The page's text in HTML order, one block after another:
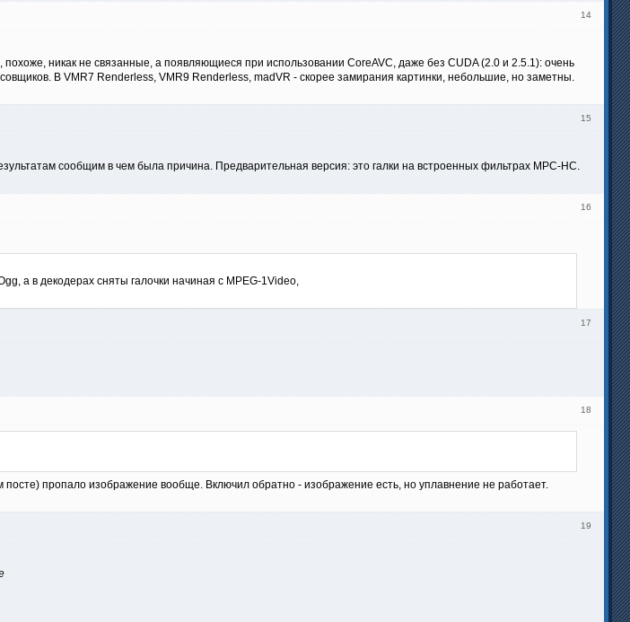
14
никак не связанные, а появляющиеся при использовании CoreAVC, даже без CUDA (2.0 и 2.5.1): очень
В VMR7 Renderless, VMR9 Renderless, madVR - скорее замирания картинки, небольшие, но заметны.
15
сообщим в чем была причина. Предварительная версия: это галки на встроенных фильтрах MPC-HC.
16
а в декодерах сняты галочки начиная с MPEG-1Video,
17
18
пропало изображение вообще. Включил обратно - изображение есть, но уплавнение не работает.
19